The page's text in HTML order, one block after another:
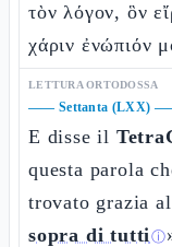
τὸν λόγον, ὃν
χάριν ἐνώπιόν
LETTURA ORTODOSSA
—— Settanta (LXX)
E disse il
questa parola
trovato grazia
sopra di tuttiⓘ